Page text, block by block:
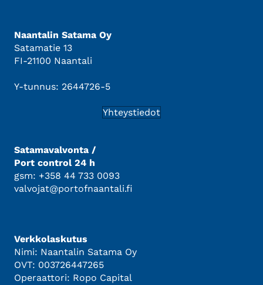
Naantalin Satama Oy
Satamatie 13
FI-21100 Naantali
Y-tunnus: 2644726-5
Yhteystiedot
Satamavalvonta /
Port control 24 h
gsm: +358 44 733 0093
valvojat@portofnaantali.fi
Verkkolaskutus
Nimi: Naantalin Satama Oy
OVT: 003726447265
Operaattori: Ropo Capital